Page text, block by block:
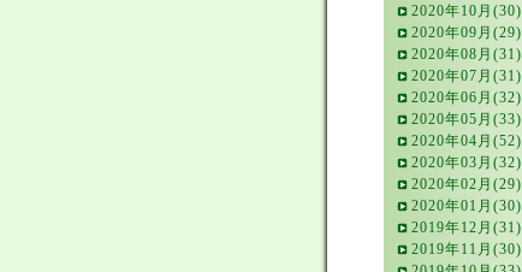
2020年10月(30)
2020年09月(29)
2020年08月(31)
2020年07月(31)
2020年06月(32)
2020年05月(33)
2020年04月(52)
2020年03月(32)
2020年02月(29)
2020年01月(30)
2019年12月(31)
2019年11月(30)